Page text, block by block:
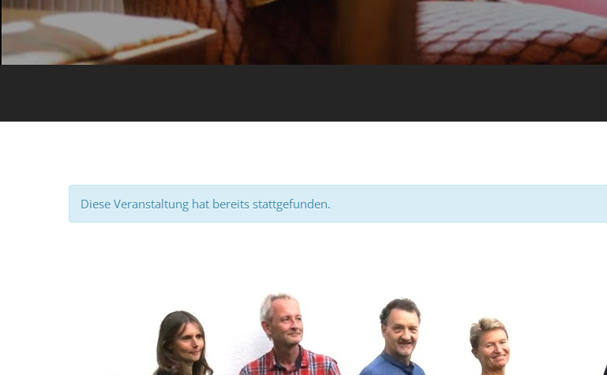
Diese Veranstaltung hat bereits stattgefunden.